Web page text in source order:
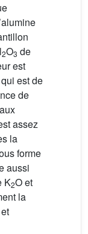
2O3 de
est
est de
de
assez
la
forme
aussi
K2O et
la